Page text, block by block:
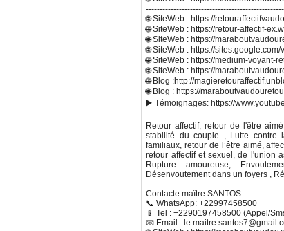
🌐 SiteWeb : https://
🌐 SiteWeb : https://retour-affectif-
🌐 SiteWeb : https://
🌐 SiteWeb : https://
🌐 SiteWeb : https://medium-voyant-
🌐 SiteWeb : https://
🌐 Blog :http://
🌐 Blog : https://
▶️ Témoignages: https://
Retour affectif, retour de l'être
stabilité du couple , Lutte contre
familiaux, retour de l’être aimé,
retour affectif et sexuel, de l'union
Rupture amoureuse,
Désenvoutement dans un foyers ,
Contacte maître SANTOS
📞 WhatsApp: +22997458500
📱 Tel : +2290197458500 (Appel/
📧 Email :